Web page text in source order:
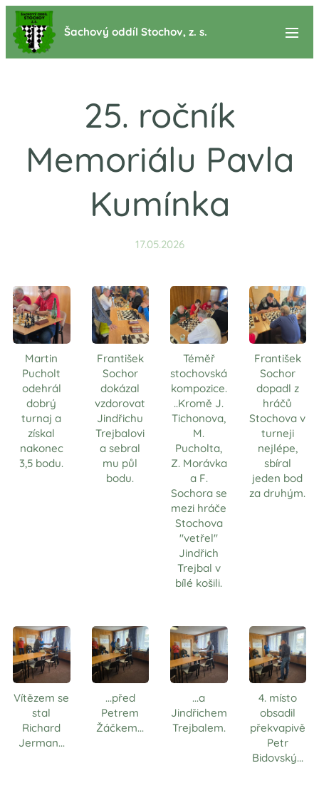
Šachový oddíl Stochov, z. s.
25. ročník
Memoriálu Pavla
Kumínka
17.05.2026
Martin
Pucholt
odehrál
dobrý
turnaj a
získal
nakonec
3,5 bodu.
František
Sochor
dokázal
vzdorovat
Jindřichu
Trejbalovi
a sebral
mu půl
bodu.
Téměř
stochovská
kompozice.
..Kromě J.
Tichonova,
M.
Pucholta,
Z. Morávka
a F.
Sochora se
mezi hráče
Stochova
"vetřel"
Jindřich
Trejbal v
bílé košili.
František
Sochor
dopadl z
hráčů
Stochova v
turneji
nejlépe,
sbíral
jeden bod
za druhým.
Vítězem se
stal
Richard
Jerman...
...před
Petrem
Žáčkem...
...a
Jindřichem
Trejbalem.
4. místo
obsadil
překvapivě
Petr
Bidovský...